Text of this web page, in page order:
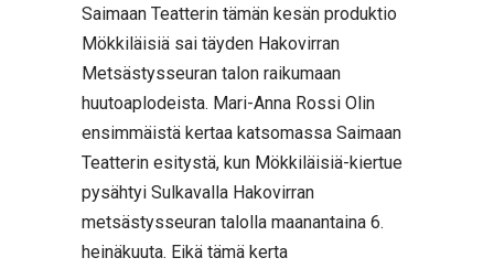
Saimaan Teatterin tämän kesän produktio
Mökkiläisiä sai täyden Hakovirran
Metsästysseuran talon raikumaan
huutoaplodeista. Mari-Anna Rossi Olin
ensimmäistä kertaa katsomassa Saimaan
Teatterin esitystä, kun Mökkiläisiä-kiertue
pysähtyi Sulkavalla Hakovirran
metsästysseuran talolla maanantaina 6.
heinäkuuta. Eikä tämä kerta